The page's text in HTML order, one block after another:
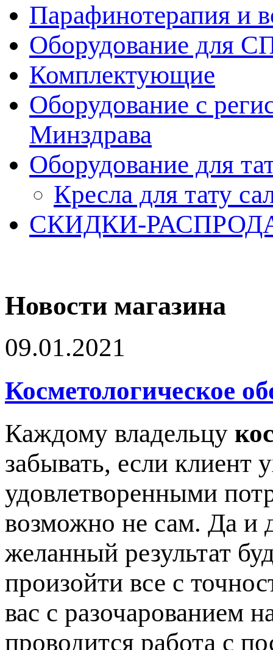
Парафинотерапия и
Оборудование для
Комплектующие
Оборудование с
Минздрава
Оборудование для
Кресла для тату
СКИДКИ-
Новости магазина
09.01.2021
Косметологическое
Каждому владельцу
забывать, если клиент
удовлетворенными
возможно не сам. Да и
желанный результат
произойти все с
вас с разочарованием
проводится работа с